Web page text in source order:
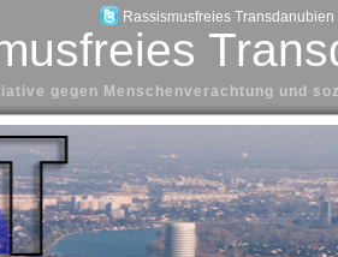
Rassismusfreies Transdanubien
gegen Menschenverachtung und